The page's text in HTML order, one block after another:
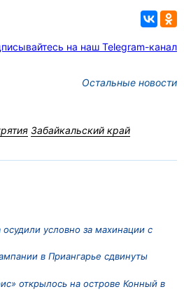
на наш Telegram-канал
Остальные новости
Забайкальский край
условно за махинации с
в Приангарье сдвинуты
открылось на острове Конный в